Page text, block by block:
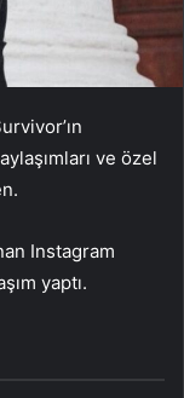
ve özel
Instagram
yaptı.